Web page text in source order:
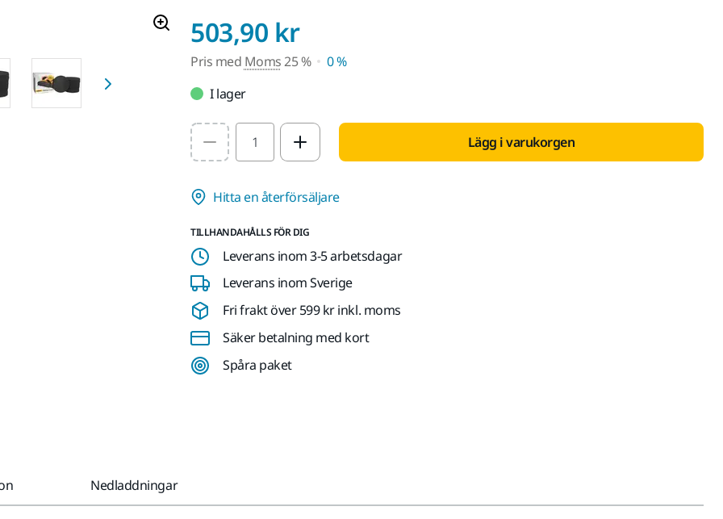
503,90 krPris med Moms 25 %
Pris med Moms25 %
0 %
I lager
Select quantity value Lägg i varukorgen
Hitta en återförsäljare
TILLHANDAHÅLLS FÖR DIG
Leverans inom 3-5 arbetsdagar
Leverans inom Sverige
Fri frakt över 599 kr inkl. moms
Säker betalning med kort
Spåra paket
Nedladdningar